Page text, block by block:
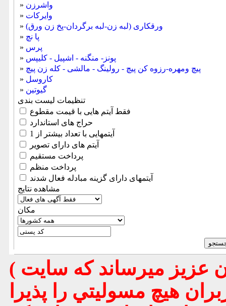
» واشرزن
» وایرکات
» ورقکاری (لبه زن-لبه برگردان-پخ زن ورق)
» پا نچ
» پرس
» پونز- منگنه - اشپیل - کلیپس
» پیچ ومهره-رزوه کن پیچ - رولینگ - مالشی - کله زن پیچ
» کاروسل
» گیوتین
تنظیمات لیست بندی
فقط آیتم هایی با قیمت مقطوع
حراج های استاندارد
آیتمهایی با تعداد بیشتر از 1
آیتم های دارای تصویر
پرداخت مستقیم
پرداخت منظم
آیتمهای دارای گزینه مبادله فعال شدند
مشاهده نتایج
مكان
( تذكر مهم : به استحضار تمامي كاربران عزيز ميرساند كه سايت
هيچ مسوليتي را پذيرا